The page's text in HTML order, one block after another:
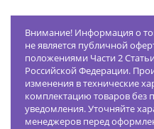
Внимание! Информация о
не является публичной
положениями Части 2
Российской Федерации.
изменения в технические
комплектацию товаров без
уведомления. Уточняйте
менеджеров перед